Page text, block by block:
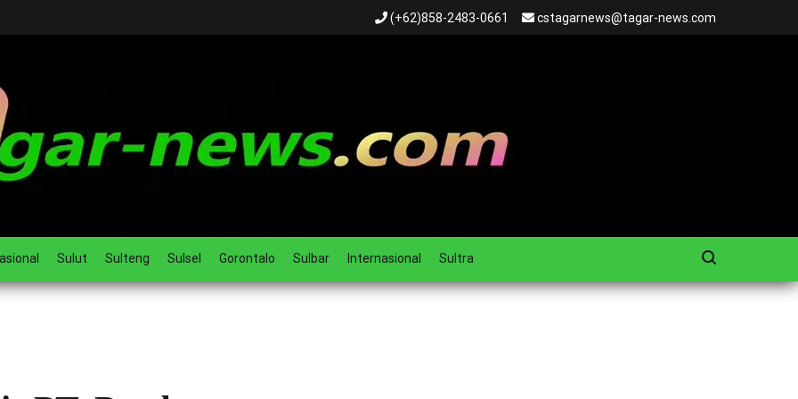
(+62)858-2483-0661 cstagarnews@tagar-news.com
Sulut Sulteng Sulsel Gorontalo Sulbar Internasional Sultra